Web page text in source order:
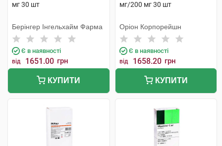
мг 30 шт
Берінгер Інгельхайм Фарма
Є в наявності
від 1651.00 грн
КУПИТИ
мг/200 мг 30 шт
Оріон Корпорейшн
Є в наявності
від 1658.20 грн
КУПИТИ